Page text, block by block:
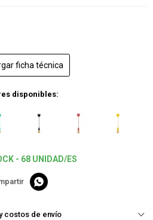
ficha técnica
disponibles:
- 68 UNIDAD/ES

costos de envío